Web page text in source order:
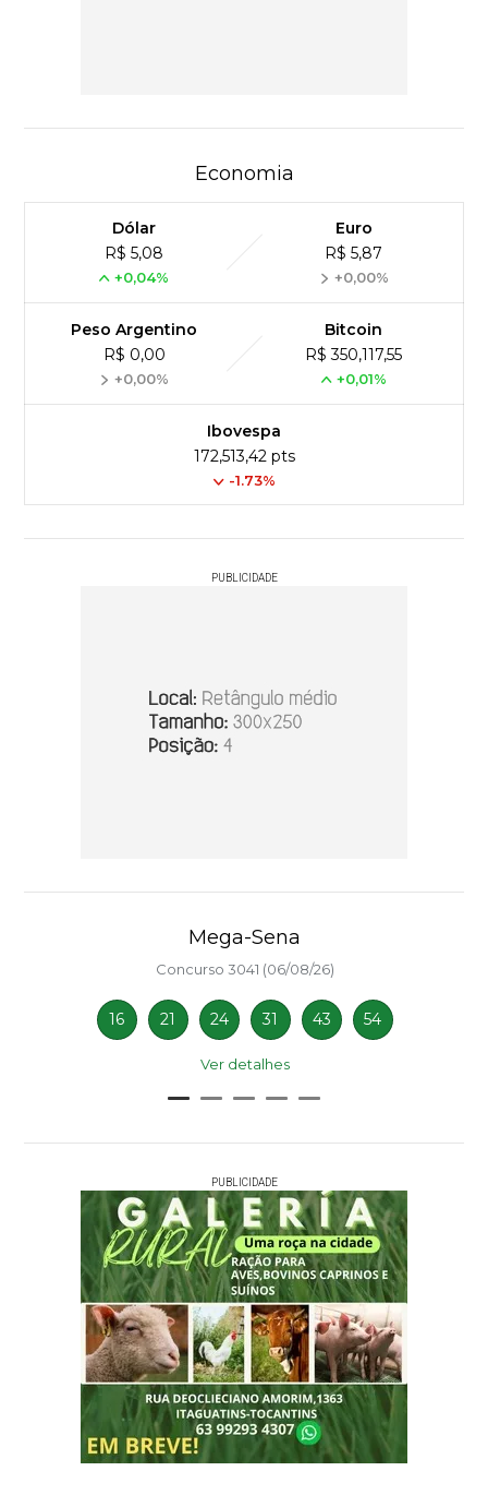
Economia
Dólar
R$ 5,08
+0,04%
Euro
R$ 5,87
+0,00%
Peso Argentino
R$ 0,00
+0,00%
Bitcoin
R$ 350,117,55
+0,01%
Ibovespa
172,513,42 pts
-1.73%
PUBLICIDADE
Mega-Sena
Concurso 3041 (06/08/26)
16 21 24 31 43 54
Ver detalhes
PUBLICIDADE